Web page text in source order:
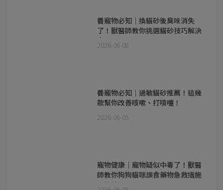
養寵物必知｜換貓砂後臭味消失
了！獸醫師教你挑選貓砂技巧解決
空間異味
2026-06-08
養寵物必知｜過敏貓砂推薦！這幾
款幫你改善咳嗽、打噴嚏！
2026-06-05
寵物健康｜寵物疑似中毒了！獸醫
師教你狗狗貓咪誤食藥物急救措施
及後續照顧